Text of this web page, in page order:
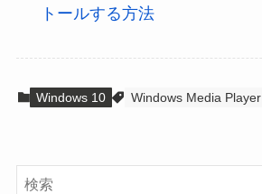
トールする方法
Windows 10 Windows Media Player